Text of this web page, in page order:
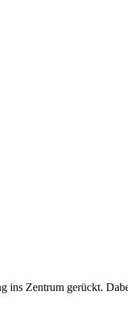
ins Zentrum gerückt.